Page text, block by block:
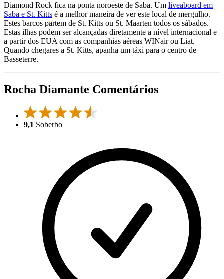
Diamond Rock fica na ponta noroeste de Saba. Um liveaboard em
Saba e St. Kitts é a melhor maneira de ver este local de mergulho.
Estes barcos partem de St. Kitts ou St. Maarten todos os sábados.
Estas ilhas podem ser alcançadas diretamente a nível internacional e
a partir dos EUA com as companhias aéreas WINair ou Liat.
Quando chegares a St. Kitts, apanha um táxi para o centro de
Basseterre.
Rocha Diamante Comentários
9,1 Soberbo